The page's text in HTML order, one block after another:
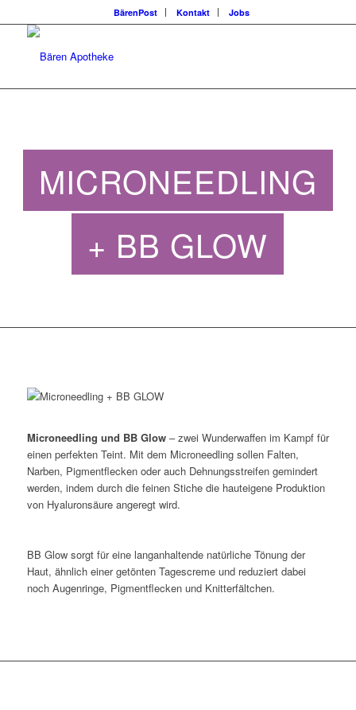
BärenPost Kontakt Jobs
MICRONEEDLING
+ BB GLOW
Microneedling und BB Glow – zwei Wunderwaffen im Kampf für
einen perfekten Teint. Mit dem Microneedling sollen Falten,
Narben, Pigmentflecken oder auch Dehnungsstreifen gemindert
werden, indem durch die feinen Stiche die hauteigene Produktion
von Hyaluronsäure angeregt wird.
BB Glow sorgt für eine langanhaltende natürliche Tönung der
Haut, ähnlich einer getönten Tagescreme und reduziert dabei
noch Augenringe, Pigmentflecken und Knitterfältchen.